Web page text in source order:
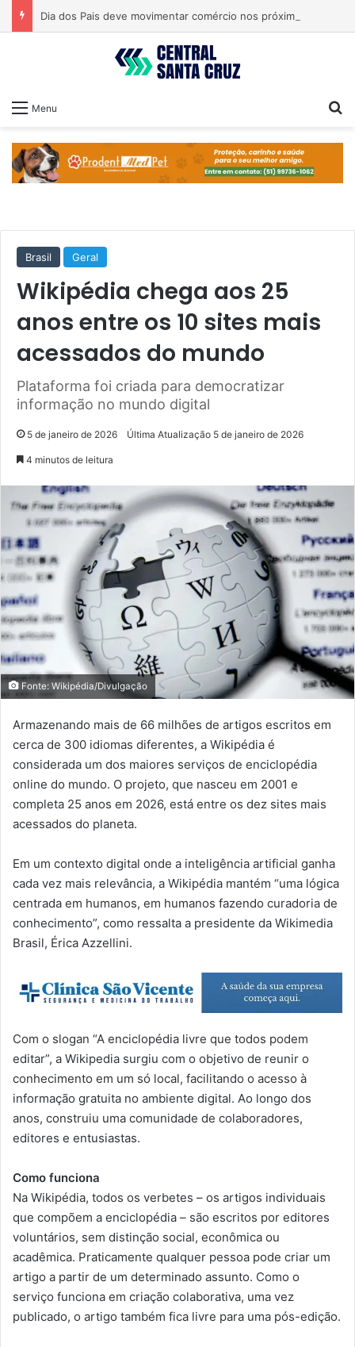
Menu
Brasil Geral
Wikipédia chega aos 25
anos entre os 10 sites mais
acessados do mundo
Plataforma foi criada para democratizar
informação no mundo digital
5 de janeiro de 2026 Última Atualização 5 de janeiro de 2026
4 minutos de leitura
Fonte: Wikipédia/Divulgação
Armazenando mais de 66 milhões de artigos escritos em
cerca de 300 idiomas diferentes, a Wikipédia é
considerada um dos maiores serviços de enciclopédia
online do mundo. O projeto, que nasceu em 2001 e
completa 25 anos em 2026, está entre os dez sites mais
acessados do planeta.
Em um contexto digital onde a inteligência artificial ganha
cada vez mais relevância, a Wikipédia mantém “uma lógica
centrada em humanos, em humanos fazendo curadoria de
conhecimento”, como ressalta a presidente da Wikimedia
Brasil, Érica Azzellini.
Com o slogan “A enciclopédia livre que todos podem
editar”, a Wikipedia surgiu com o objetivo de reunir o
conhecimento em um só local, facilitando o acesso à
informação gratuita no ambiente digital. Ao longo dos
anos, construiu uma comunidade de colaboradores,
editores e entusiastas.
Como funciona
Na Wikipédia, todos os verbetes – os artigos individuais
que compõem a enciclopédia – são escritos por editores
voluntários, sem distinção social, econômica ou
acadêmica. Praticamente qualquer pessoa pode criar um
artigo a partir de um determinado assunto. Como o
serviço funciona em criação colaborativa, uma vez
publicado, o artigo também fica livre para uma pós-edição.